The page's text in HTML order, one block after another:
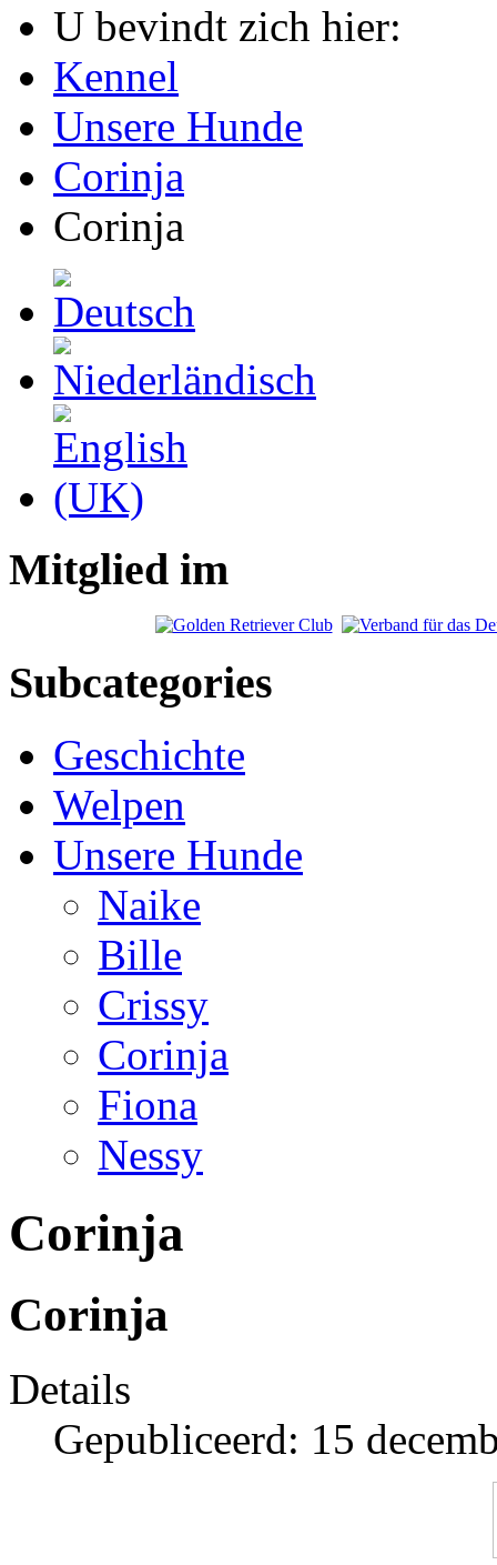
U bevindt zich hier:
Kennel
Unsere Hunde
Corinja
Corinja
Mitglied im
Subcategories
Geschichte
Welpen
Unsere Hunde
Naike
Bille
Crissy
Corinja
Fiona
Nessy
Corinja
Corinja
Details
Gepubliceerd: 15